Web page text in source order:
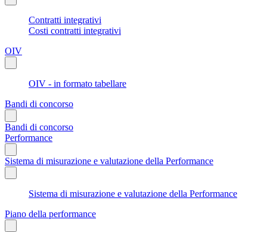
Contratti integrativi
Costi contratti integrativi
OIV
OIV - in formato tabellare
Bandi di concorso
Bandi di concorso
Performance
Sistema di misurazione e valutazione della Performance
Sistema di misurazione e valutazione della Performance
Piano della performance